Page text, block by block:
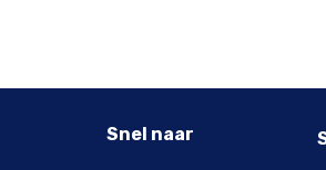
Snel naar